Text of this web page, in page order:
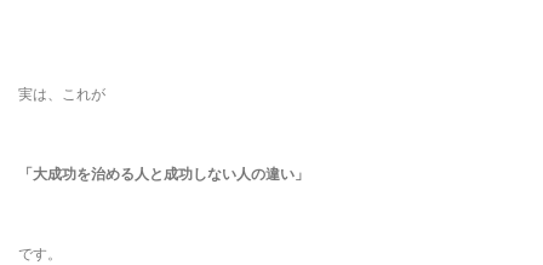
実は、これが
「大成功を治める人と成功しない人の違い」
です。